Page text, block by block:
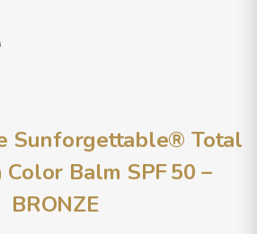
Sunforgettable® Total
Balm SPF 50 –
BRONZE